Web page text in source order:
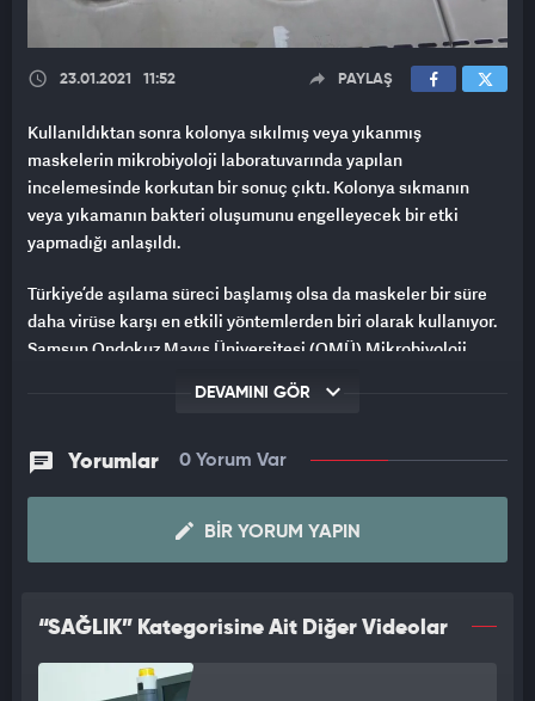
23.01.2021 11:52 PAYLAŞ
Kullanıldıktan sonra kolonya sıkılmış veya yıkanmış
maskelerin mikrobiyoloji laboratuvarında yapılan
incelemesinde korkutan bir sonuç çıktı. Kolonya sıkmanın
veya yıkamanın bakteri oluşumunu engelleyecek bir etki
yapmadığı anlaşıldı.
Türkiye’de aşılama süreci başlamış olsa da maskeler bir süre
daha virüse karşı en etkili yöntemlerden biri olarak kullanıyor.
Samsun Ondokuz Mayıs Üniversitesi (OMÜ) Mikrobiyoloji
veya yıkanmış maskeler incelendi. İncelemede, kullanılan tıbbi
oluşumunu engelleyecek bir etki yapmadığı belirlendi.
önemli olduğu bütün bilim camiası tarafından kabul edildi.
Doğru kullanıldığı takdirde virüsten koruyan maskeler yanlış
Anabilim Dalında görevli akademisyenler tarafından yapılan
testte, tıbbı maskelere kolonya sıkmak veya yıkamanın bakteri
oluşumunu engelleyici bir etkisi olmadığı laboratuvar
DEVAMINI GÖR
Yorumlar 0 Yorum Var
BIR YORUM YAPIN
“SAĞLIK” Kategorisine Ait Diğer Videolar